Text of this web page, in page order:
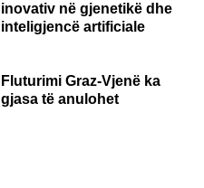
inovativ në gjenetikë dhe
inteligjencë artificiale
Fluturimi Graz-Vjenë ka
gjasa të anulohet